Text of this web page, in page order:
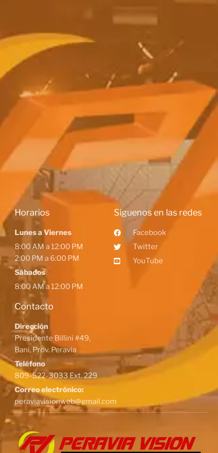
Horarios
Lunes a Viernes
8:00 AM a 12:00 PM
2:00 PM a 6:00 PM
Sábados
8:00 AM a 12:00 PM
Contacto
Dirección
Presidente Billini #49,
Baní, Prov. Peravia
Teléfono
809-522-3033 Ext. 229
Correo electrónico:
peraviavisionweb@gmail.com
Siguenos en las redes
Facebook
Twitter
YouTube